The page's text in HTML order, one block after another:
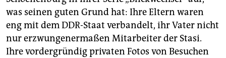
was seinen guten Grund hat: Ihre Eltern waren
eng mit dem DDR-Staat verbandelt, ihr Vater nicht
nur erzwungenermaßen Mitarbeiter der Stasi.
Ihre vordergründig privaten Fotos von Besuchen